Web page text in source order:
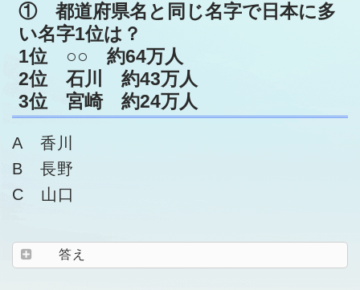
① 都道府県名と同じ名字で日本に多
い名字1位は？
1位 ○○ 約64万人
2位 石川 約43万人
3位 宮崎 約24万人
A 香川
B 長野
C 山口
答え